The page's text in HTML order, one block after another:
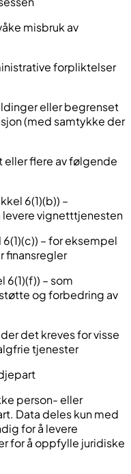
misbruk av
forpliktelser
eller begrenset
(med samtykke der
eller flere av følgende
6(1)(b)) –
vignetttjenesten
– for eksempel
finansregler
– som
og forbedring av
det kreves for visse
tjenester
person- eller
Data deles kun med
for å levere
for å oppfylle juridiske